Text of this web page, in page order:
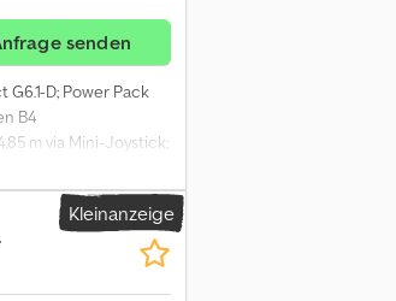
senden
G6.1-D; Power Pack
B4
m via Mini-Joystick;
LED+ Elite; Pack
Tieflöffel und 1x
Lieferbedingungen:
zu
Kleinanzeige